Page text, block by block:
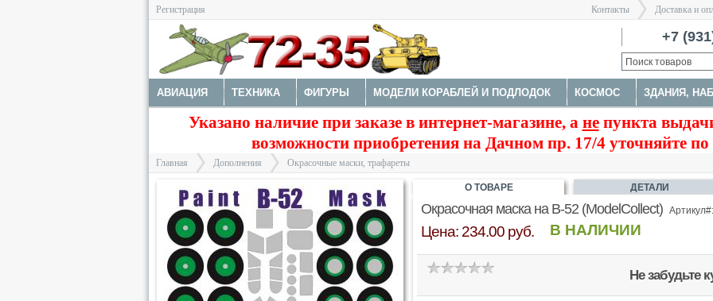
Регистрация Контакты
>
Доставка и
+7
Санкт-
АВИАЦИЯ ТЕХНИКА ФИГУРЫ МОДЕЛИ КОРАБЛЕЙ И ПОДЛОДОК КОСМОС ЗДАНИЯ,
ДОПОЛНЕНИЯ ДЕКАЛИ КОЛЕСА НАБОРЫ ДЕТАЛИРОВКИ ОКРАСОЧНЫЕ МАСКИ,
КРАСКИ И ИНСТРУМЕНТЫ
Указано наличие при заказе в интернет-магазине, а непункта
возможности приобретения на Дачном пр. 17/4 уточняйте по
Главная
>
Дополнения
>
Окрасочные маски, трафареты
Окрасочная маска на B-52 (ModelCollect)
Цена: 234.00 руб. В НАЛИЧИИ
Не забудьте
О ТОВАРЕ ДЕТАЛИ